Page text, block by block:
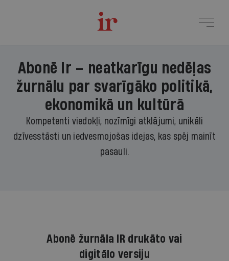
Abonē Ir – neatkarīgu nedēļas
žurnālu par svarīgāko politikā,
ekonomikā un kultūrā
Kompetenti viedokļi, nozīmīgi atklājumi, unikāli
dzīvesstāsti un iedvesmojošas idejas, kas spēj mainīt
pasauli.
Abonē žurnāla IR drukāto vai
digitālo versiju